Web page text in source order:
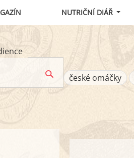
NUTRIČNÍ DIÁŘ
české omáčky